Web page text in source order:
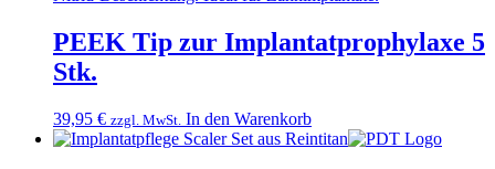
können
auf
werden
PEEK Tip zur Implantatprophylaxe 5
Stk.
39,95 € zzgl. MwSt. In den Warenkorb